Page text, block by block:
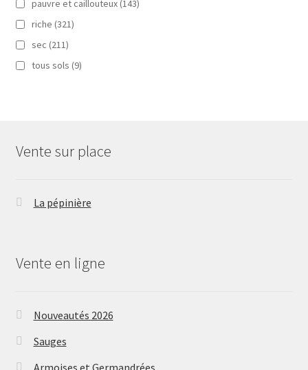
pauvre et caillouteux (143)
riche (321)
sec (211)
tous sols (9)
Vente sur place
La pépinière
Vente en ligne
Nouveautés 2026
Sauges
Armoises et Germandrées